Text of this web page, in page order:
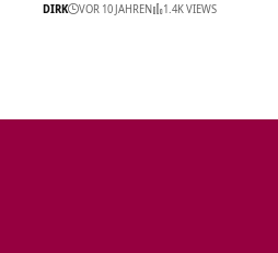
DIRK VOR 10 JAHREN 1.4K VIEWS